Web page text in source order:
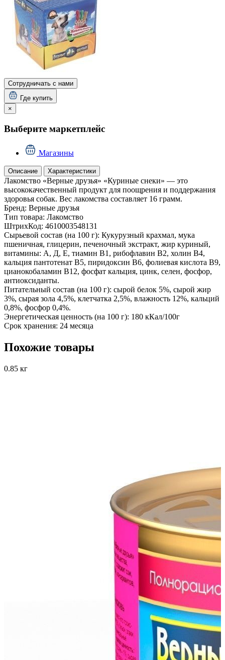
Сотрудничать с нами
Где купить
×
Выберите маркетплейс
Магазины
Описание Характеристики
Лакомство «Верные друзья» «Куриные снеки» — это
высококачественный продукт для поощрения и поддержания
здоровья собак. Вес лакомства составляет 16 грамм.
Бренд: Верные друзья
Тип товара: Лакомство
ШтрихКод: 4610003548131
Сырьевой состав (на 100 г): Кукурузный крахмал, мука
пшеничная, глицерин, печеночный экстракт, жир куриный,
витамины: А, Д, Е, тиамин В1, рибофлавин В2, холин В4,
кальция пантотенат В5, пиридоксин В6, фолиевая кислота В9,
цианокобаламин В12, фосфат кальция, цинк, селен, фосфор,
антиоксиданты.
Питательный состав (на 100 г): сырой белок 5%, сырой жир
3%, сырая зола 4,5%, клетчатка 2,5%, влажность 12%, кальций
0,8%, фосфор 0,4%.
Энергетическая ценность (на 100 г): 180 кКал/100г
Срок хранения: 24 месяца
Похожие товары
0.85 кг